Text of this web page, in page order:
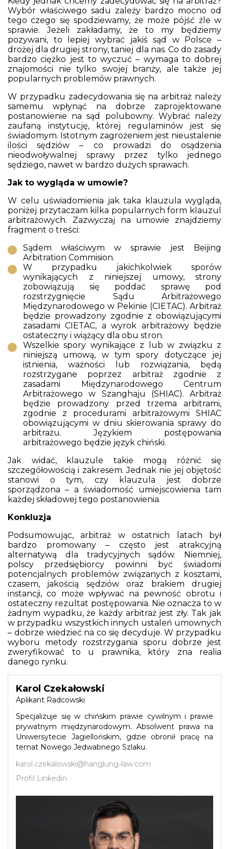
Wybór właściwego sadu zależy bardzo mocno od
tego czego się spodziewamy, że może pójść źle w
sprawie. Jeżeli zakładamy, że to my będziemy
pozywani, to lepiej wybrać jakiś sąd w Polsce –
drożej dla drugiej strony, taniej dla nas. Co do zasady
bardzo ciężko jest to wyczuć – wymaga to dobrej
znajomości nie tylko swojej branży, ale także jej
popularnych problemów prawnych.
W przypadku zadecydowania się na arbitraż należy
samemu wpłynąć na dobrze zaprojektowane
postanowienie na sąd polubowny. Wybrać należy
zaufaną instytucję, której regulaminów jest się
świadomym. Istotnym zagrożeniem jest nieustalenie
ilości sędziów – co prowadzi do osądzenia
nieodwoływalnej sprawy przez tylko jednego
sędziego, nawet w bardzo dużych sprawach.
Jak to wygląda w umowie?
W celu uświadomienia jak taka klauzula wygląda,
poniżej przytaczam kilka popularnych form klauzul
arbitrażowych. Zazwyczaj na umowie znajdziemy
fragment o treści:
Sądem właściwym w sprawie jest Beijing
Arbitration Commision.
W przypadku jakichkolwiek sporów
wynikających z niniejszej umowy, strony
zobowiązują się poddać sprawę pod
rozstrzygnięcie Sądu Arbitrażowego
Międzynarodowego w Pekinie (CIETAC). Arbitraż
będzie prowadzony zgodnie z obowiązującymi
zasadami CIETAC, a wyrok arbitrażowy będzie
ostateczny i wiążący dla obu stron.
Wszelkie spory wynikające z lub w związku z
niniejszą umową, w tym spory dotyczące jej
istnienia, ważności lub rozwiązania, będą
rozstrzygane poprzez arbitraż zgodnie z
zasadami Międzynarodowego Centrum
Arbitrażowego w Szanghaju (SHIAC). Arbitraż
będzie prowadzony przed trzema arbitrami,
zgodnie z procedurami arbitrażowymi SHIAC
obowiązującymi w dniu skierowania sprawy do
arbitrażu. Językiem postępowania
arbitrażowego będzie język chiński.
Jak widać, klauzule takie mogą różnić się
szczegółowością i zakresem. Jednak nie jej objętość
stanowi o tym, czy klauzula jest dobrze
sporządzona – a świadomość umiejscowienia tam
każdej składowej tego postanowienia.
Konkluzja
Podsumowując, arbitraż w ostatnich latach był
bardzo promowany – często jest atrakcyjną
alternatywą dla tradycyjnych sądów. Niemniej,
polscy przedsiębiorcy powinni być świadomi
potencjalnych problemów związanych z kosztami,
czasem, jakością sędziów oraz brakiem drugiej
instancji, co może wpływać na pewność obrotu i
ostateczny rezultat postępowania. Nie oznacza to w
żadnym wypadku, że każdy arbitraż jest zły. Tak jak
w przypadku wszystkich innych ustaleń umownych
– dobrze wiedzieć na co się decyduje. W przypadku
wyboru metody rozstrzygania sporu dobrze jest
zweryfikować to u prawnika, który zna realia
danego rynku.
Karol Czekałowski
Aplikant Radcowski
Specjalizuje się w chińskim prawie cywilnym i prawie
prywatnym międzynarodowym. Absolwent prawa na
Uniwersytecie Jagiellońskim, gdzie obronił pracę na
temat Nowego Jedwabnego Szlaku.
karol.czekalowski@hanglung-law.com
Profil Linkedin